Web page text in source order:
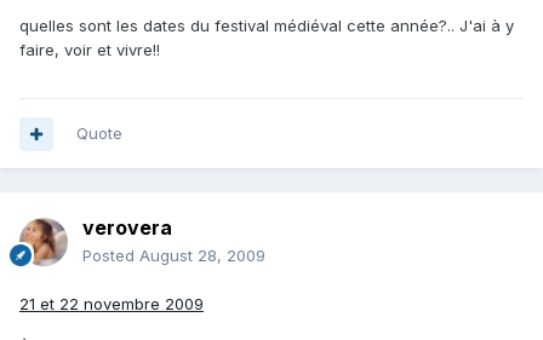
quelles sont les dates du festival médiéval cette année?.. J'ai à y
faire, voir et vivre!!
Quote
verovera
Posted August 28, 2009
21 et 22 novembre 2009